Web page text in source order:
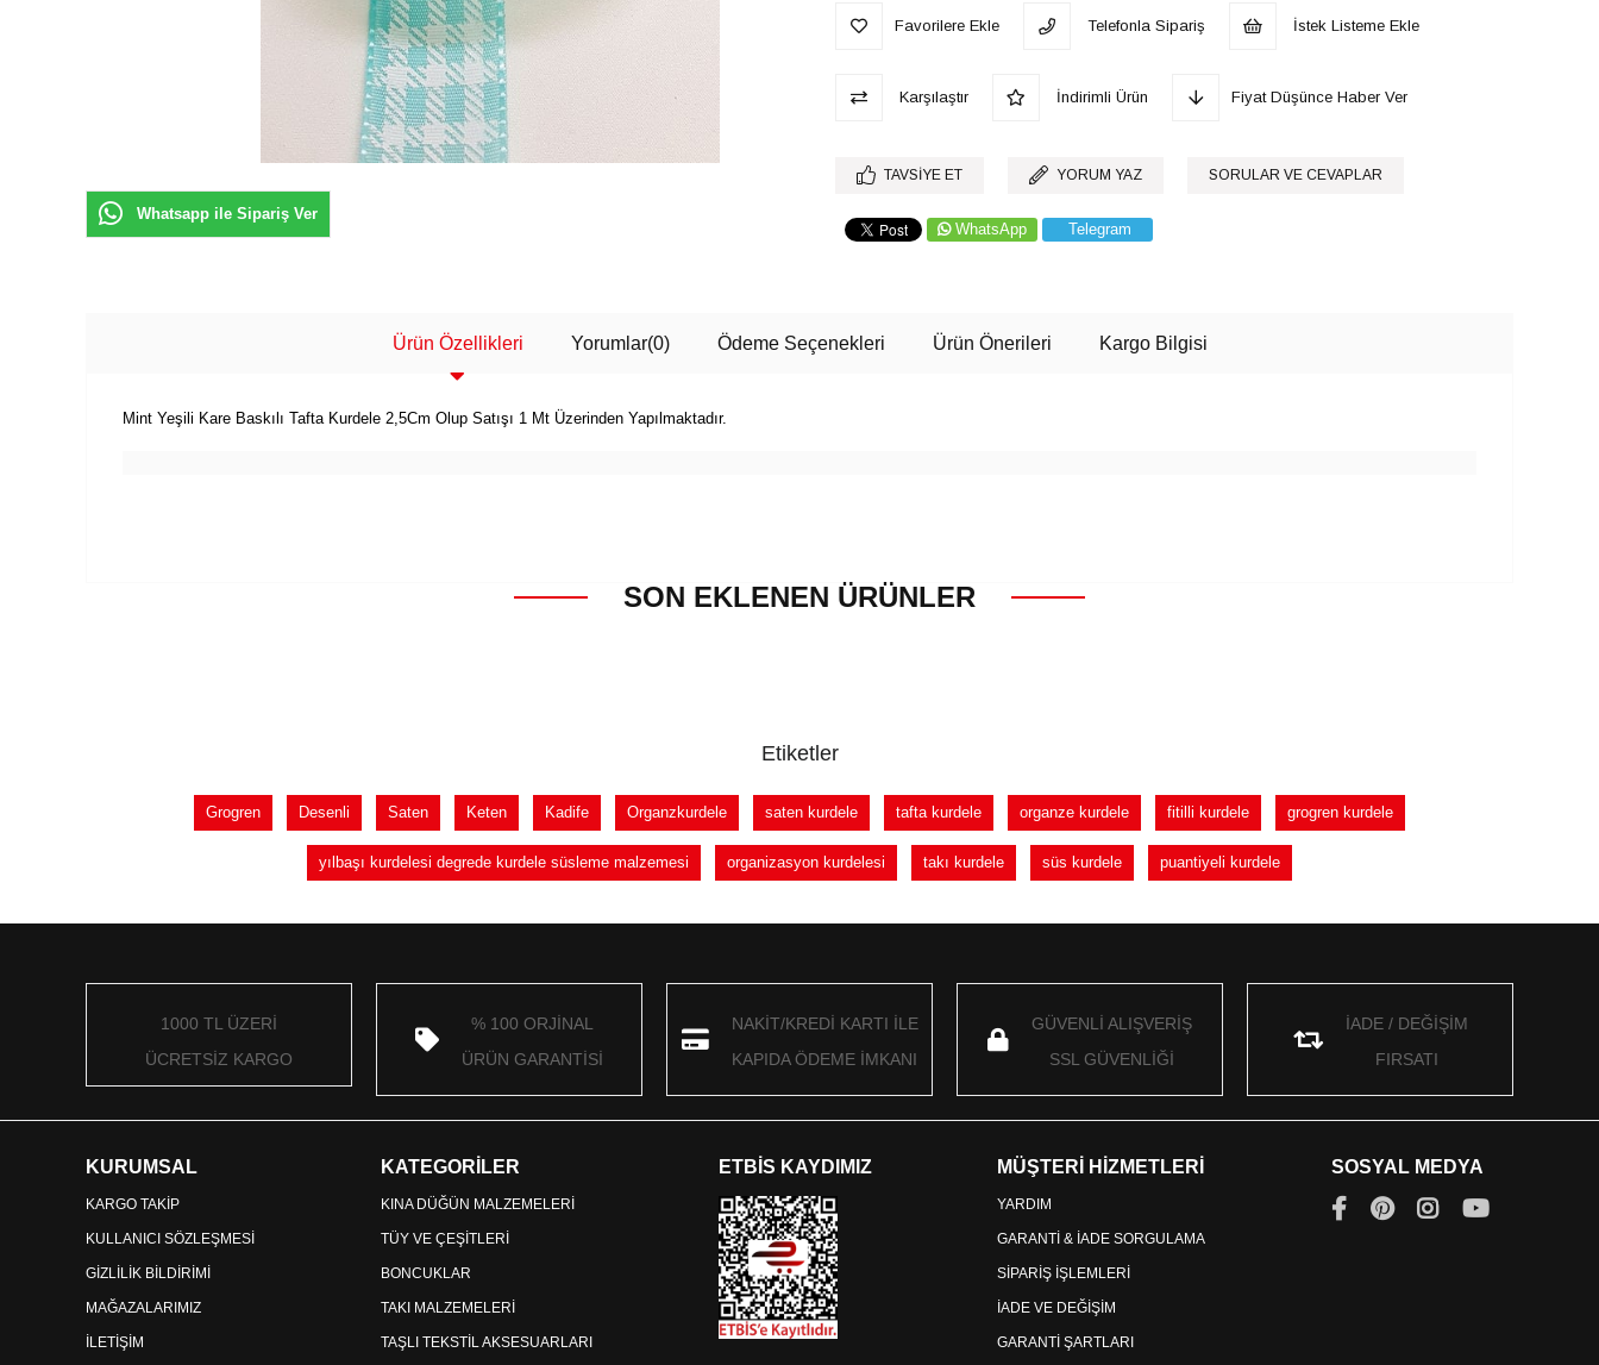
Whatsapp ile Sipariş Ver
Favorilere Ekle Telefonla Sipariş İstek Listeme Ekle
Karşılaştır İndirimli Ürün Fiyat Düşünce Haber Ver
TAVSIYE ET YORUM YAZ SORULAR VE CEVAPLAR
WhatsApp Telegram
Ürün Özellikleri Yorumlar(0) Ödeme Seçenekleri Ürün Önerileri Kargo Bilgisi
Mint Yeşili Kare Baskılı Tafta Kurdele 2,5Cm Olup Satışı 1 Mt Üzerinden Yapılmaktadır.
SON EKLENEN ÜRÜNLER
Etiketler
Grogren Desenli Saten Keten Kadife Organzkurdele saten kurdele tafta kurdele organze kurdele fitilli kurdele grogren kurdele
yılbaşı kurdelesi degrede kurdele süsleme malzemesi organizasyon kurdelesi takı kurdele süs kurdele puantiyeli kurdele
1000 TL ÜZERİ
ÜCRETSİZ KARGO
% 100 ORJİNAL
ÜRÜN GARANTİSİ
NAKİT/KREDİ KARTI İLE
KAPIDA ÖDEME İMKANI
GÜVENLİ ALIŞVERİŞ
SSL GÜVENLİĞİ
İADE / DEĞİŞİM
FIRSATI
KURUMSAL
KARGO TAKİP
KULLANICI SÖZLEŞMESİ
GİZLİLİK BİLDİRİMİ
MAĞAZALARIMIZ
İLETİŞİM
KATEGORİLER
KINA DÜĞÜN MALZEMELERİ
TÜY VE ÇEŞİTLERİ
BONCUKLAR
TAKI MALZEMELERİ
TAŞLI TEKSTİL AKSESUARLARI
ETBİS KAYDIMIZ MÜŞTERİ HİZMETLERİ
YARDIM
GARANTİ & İADE SORGULAMA
SİPARİŞ İŞLEMLERİ
İADE VE DEĞİŞİM
GARANTİ ŞARTLARI
SOSYAL MEDYA